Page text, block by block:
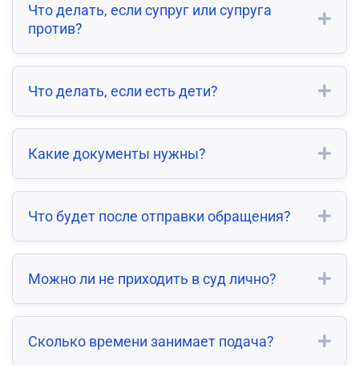
Что делать, если супруг или супруга
против?
Что делать, если есть дети?
Какие документы нужны?
Что будет после отправки обращения?
Можно ли не приходить в суд лично?
Сколько времени занимает подача?